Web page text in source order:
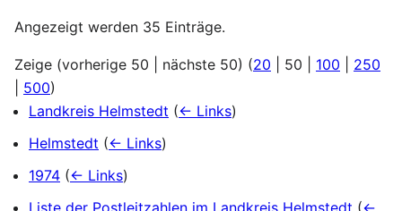
Angezeigt werden 35 Einträge.
Zeige (vorherige 50 nächste 50) (20 50 100
250
500)
Landkreis Helmstedt (← Links)
Helmstedt (← Links)
1974 (← Links)